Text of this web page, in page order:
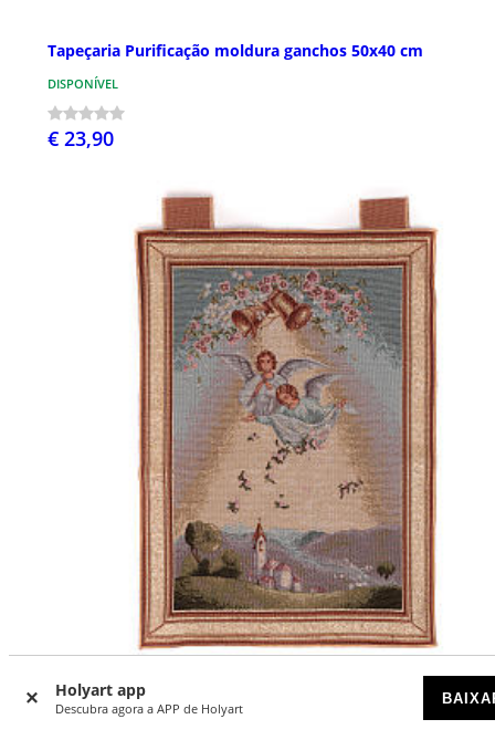
Holyart app
Descubra agora a APP de Holyart
Tapeçaria Purificação moldura ganchos 50x40 cm
DISPONÍVEL
€ 23,90
Tapeçaria Anjos com flores moldura ganchos 50x35 cm